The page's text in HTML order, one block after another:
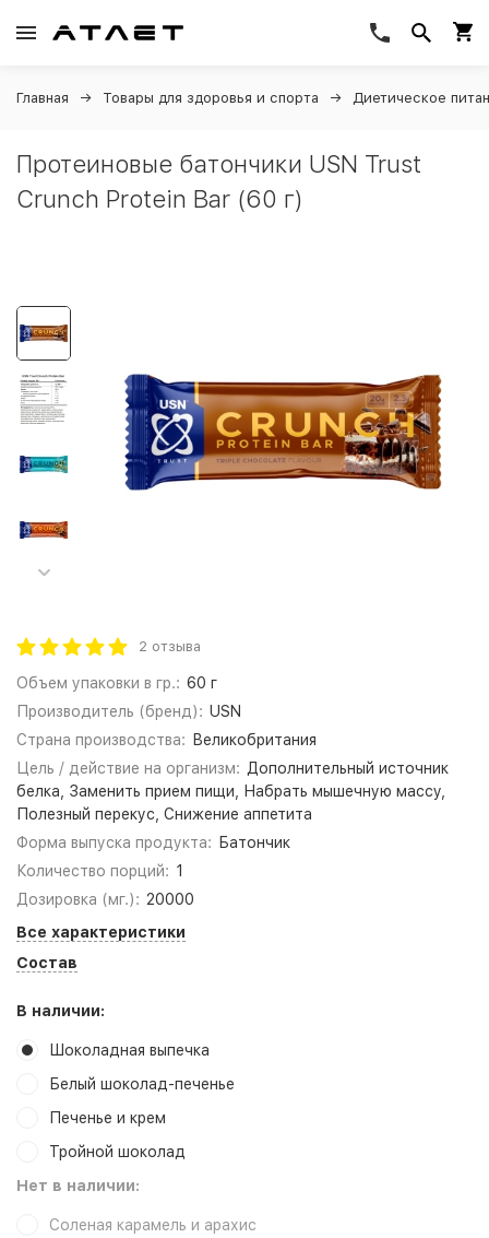
Главная Товары для здоровья и спорта Диетическое
Протеиновые батончики USN Trust
Crunch Protein Bar (60 г)
2 отзыва
Объем упаковки в гр.: 60 г
Производитель (бренд): USN
Страна производства:
Великобритания
Цель / действие на организм: Дополнительный источник
белка, Заменить прием пищи, Набрать мышечную массу,
Полезный перекус, Снижение аппетита
Форма выпуска продукта:
Батончик
Количество порций: 1
Дозировка (мг.): 20000
Все характеристики
Состав
В наличии:
Шоколадная выпечка
Белый шоколад-печенье
Печенье и крем
Тройной шоколад
Нет в наличии:
Соленая карамель и арахис